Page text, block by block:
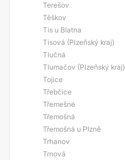
Terešov
Těškov
Tis u Blatna
Tisová (Plzeňský kraj)
Tlučná
Tlumačov (Plzeňský kraj)
Tojice
Třebčice
Třemešné
Třemošná
Třemošná u Plzně
Trhanov
Trnová